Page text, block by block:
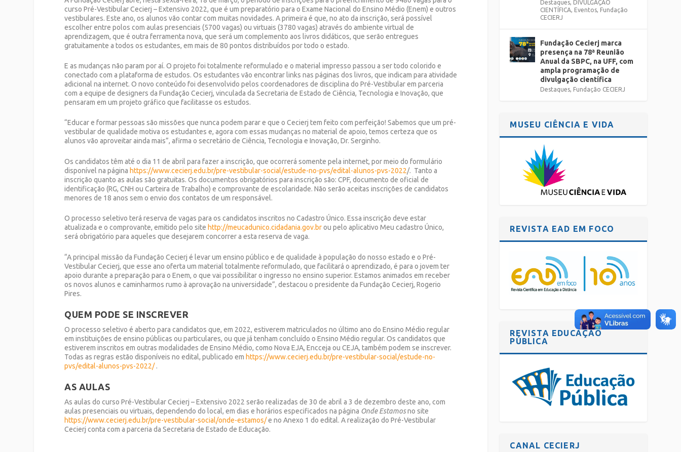
curso Pré-Vestibular Cecierj – Extensivo 2022, que é um preparatório para o Exame Nacional do Ensino Médio (Enem) e outros
vestibulares. Este ano, os alunos vão contar com muitas novidades. A primeira é que, no ato da inscrição, será possível
escolher entre polos com aulas presenciais (5700 vagas) ou virtuais (3780 vagas) através do ambiente virtual de
aprendizagem, que é outra ferramenta nova, que será um complemento aos livros didáticos, que serão entregues
gratuitamente a todos os estudantes, em mais de 80 pontos distribuídos por todo o estado.
E as mudanças não param por aí. O projeto foi totalmente reformulado e o material impresso passou a ser todo colorido e
conectado com a plataforma de estudos. Os estudantes vão encontrar links nas páginas dos livros, que indicam para atividade
adicional na internet. O novo conteúdo foi desenvolvido pelos coordenadores de disciplina do Pré-Vestibular em parceria
com a equipe de designers da Fundação Cecierj, vinculada da Secretaria de Estado de Ciência, Tecnologia e Inovação, que
pensaram em um projeto gráfico que facilitasse os estudos.
“Educar e formar pessoas são missões que nunca podem parar e que o Cecierj tem feito com perfeição! Sabemos que um pré-
vestibular de qualidade motiva os estudantes e, agora com essas mudanças no material de apoio, temos certeza que os
alunos vão aproveitar ainda mais”, afirma o secretário de Ciência, Tecnologia e Inovação, Dr. Serginho.
Os candidatos têm até o dia 11 de abril para fazer a inscrição, que ocorrerá somente pela internet, por meio do formulário
disponível na página https://www.cecierj.edu.br/pre-vestibular-social/estude-no-pvs/edital-alunos-pvs-2022/. Tanto a
inscrição quanto as aulas são gratuitas. Os documentos obrigatórios para inscrição são: CPF, documento de oficial de
identificação (RG, CNH ou Carteira de Trabalho) e comprovante de escolaridade. Não serão aceitas inscrições de candidatos
menores de 18 anos sem o envio dos contatos de um responsável.
O processo seletivo terá reserva de vagas para os candidatos inscritos no Cadastro Único. Essa inscrição deve estar
atualizada e o comprovante, emitido pelo site http://meucadunico.cidadania.gov.brou pelo aplicativo Meu cadastro Único,
será obrigatório para aqueles que desejarem concorrer a esta reserva de vaga.
“A principal missão da Fundação Cecierj é levar um ensino público e de qualidade à população do nosso estado e o Pré-
Vestibular Cecierj, que esse ano oferta um material totalmente reformulado, que facilitará o aprendizado, é para o jovem ter
apoio durante a preparação para o Enem, o que vai possibilitar o ingresso no ensino superior. Estamos animados em receber
os novos alunos e caminharmos rumo à aprovação na universidade”, destacou o presidente da Fundação Cecierj, Rogerio
Pires.
QUEM PODE SE INSCREVER
O processo seletivo é aberto para candidatos que, em 2022, estiverem matriculados no último ano do Ensino Médio regular
em instituições de ensino públicas ou particulares, ou que já tenham concluído o Ensino Médio regular. Os candidatos que
estiverem inscritos em outras modalidades de Ensino Médio, como Nova EJA, Encceja ou CEJA, também podem se inscrever.
Todas as regras estão disponíveis no edital, publicado em https://www.cecierj.edu.br/pre-vestibular-social/estude-no-
pvs/edital-alunos-pvs-2022/.
AS AULAS
As aulas do curso Pré-Vestibular Cecierj – Extensivo 2022 serão realizadas de 30 de abril a 3 de dezembro deste ano, com
aulas presenciais ou virtuais, dependendo do local, em dias e horários especificados na página Onde Estamosno site
https://www.cecierj.edu.br/pre-vestibular-social/onde-estamos/e no Anexo 1 do edital. A realização do Pré-Vestibular
Cecierj conta com a parceria da Secretaria de Estado de Educação.
Destaques, DIVULGAÇÃO
CIENTÍFICA, Eventos, Fundação
CECIERJ
Fundação Cecierj marca
presença na 78ª Reunião
Anual da SBPC, na UFF, com
ampla programação de
divulgação científica
Destaques, Fundação CECIERJ
MUSEU CIÊNCIA E VIDA
REVISTA EAD EM FOCO
REVISTA EDUCAÇÃO
PÚBLICA
CANAL CECIERJ